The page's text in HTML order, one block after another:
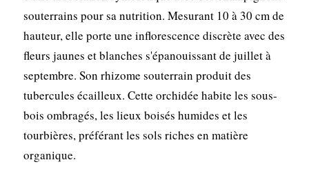
souterrains pour sa nutrition. Mesurant 10 à 30 cm de
hauteur, elle porte une inflorescence discrète avec des
fleurs jaunes et blanches s'épanouissant de juillet à
septembre. Son rhizome souterrain produit des
tubercules écailleux. Cette orchidée habite les sous-
bois ombragés, les lieux boisés humides et les
tourbières, préférant les sols riches en matière
organique.